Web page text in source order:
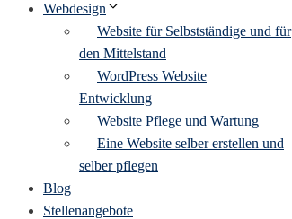
Webdesign
Website für Selbstständige und für
den Mittelstand
WordPress Website
Entwicklung
Website Pflege und Wartung
Eine Website selber erstellen und
selber pflegen
Blog
Stellenangebote